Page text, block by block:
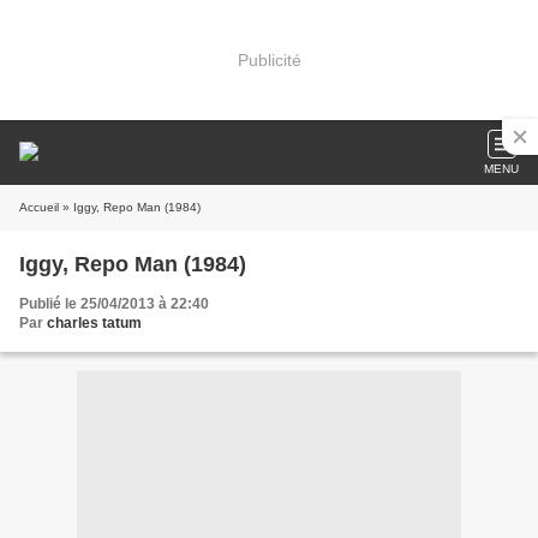
Publicité
MENU
Accueil » Iggy, Repo Man (1984)
Iggy, Repo Man (1984)
Publié le 25/04/2013 à 22:40
Par charles tatum